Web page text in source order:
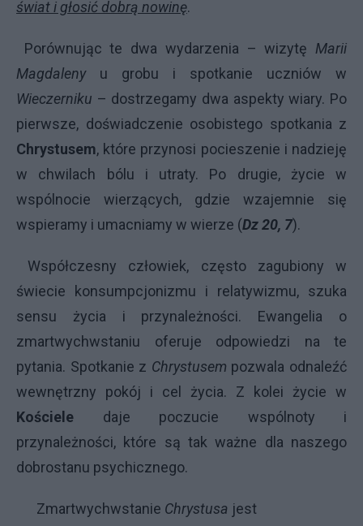
świat i głosić dobrą nowinę.
Porównując te dwa wydarzenia – wizytę Marii
Magdalenyu grobu i spotkanie uczniów w
Wieczerniku – dostrzegamy dwa aspekty wiary. Po
pierwsze, doświadczenie osobistego spotkania z
Chrystusem, które przynosi pocieszenie i nadzieję
w chwilach bólu i utraty. Po drugie, życie w
wspólnocie wierzących, gdzie wzajemnie się
wspieramy i umacniamy w wierze (Dz 20, 7).
Współczesny człowiek, często zagubiony w
świecie konsumpcjonizmu i relatywizmu, szuka
sensu życia i przynależności. Ewangelia o
zmartwychwstaniu oferuje odpowiedzi na te
pytania. Spotkanie z Chrystusem pozwala odnaleźć
wewnętrzny pokój i cel życia. Z kolei życie w
Kościele daje poczucie wspólnoty i
przynależności, które są tak ważne dla naszego
dobrostanu psychicznego.
Zmartwychwstanie Chrystusa jest